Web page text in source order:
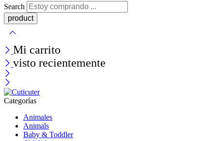
Search
Mi carrito
visto recientemente
Categorías
Animales
Animals
Baby & Toddler